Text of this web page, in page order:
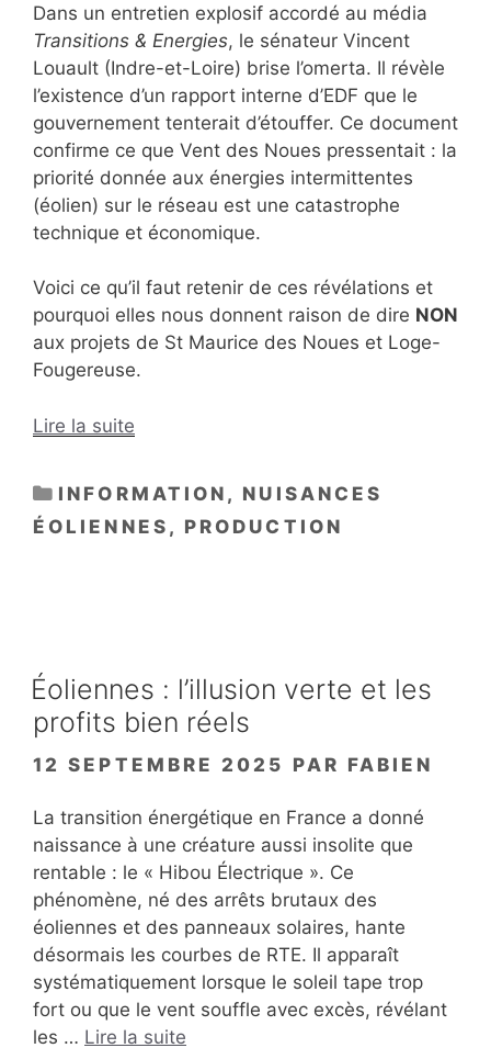
Dans un entretien explosif accordé au média
Transitions & Energies, le sénateur Vincent
Louault (Indre-et-Loire) brise l’omerta. Il révèle
l’existence d’un rapport interne d’EDF que le
gouvernement tenterait d’étouffer. Ce document
confirme ce que Vent des Noues pressentait : la
priorité donnée aux énergies intermittentes
(éolien) sur le réseau est une catastrophe
technique et économique.
Voici ce qu’il faut retenir de ces révélations et
pourquoi elles nous donnent raison de dire NON
aux projets de St Maurice des Noues et Loge-
Fougereuse.
Lire la suite
CATÉGORIES
INFORMATION , NUISANCES
ÉOLIENNES , PRODUCTION
Éoliennes : l’illusion verte et les
profits bien réels
12 SEPTEMBRE 2025 PAR FABIEN
La transition énergétique en France a donné
naissance à une créature aussi insolite que
rentable : le « Hibou Électrique ». Ce
phénomène, né des arrêts brutaux des
éoliennes et des panneaux solaires, hante
désormais les courbes de RTE. Il apparaît
systématiquement lorsque le soleil tape trop
fort ou que le vent souffle avec excès, révélant
les … Lire la suite